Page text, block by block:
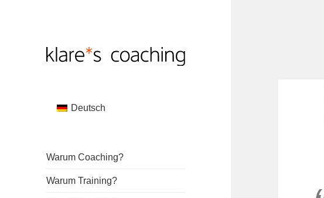
Deutsch
Warum Coaching?
Warum Training?